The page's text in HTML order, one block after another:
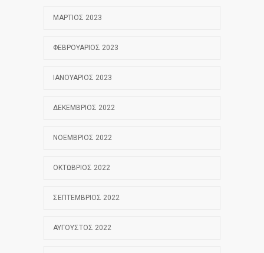
ΜΆΡΤΙΟΣ 2023
ΦΕΒΡΟΥΆΡΙΟΣ 2023
ΙΑΝΟΥΆΡΙΟΣ 2023
ΔΕΚΈΜΒΡΙΟΣ 2022
ΝΟΈΜΒΡΙΟΣ 2022
ΟΚΤΏΒΡΙΟΣ 2022
ΣΕΠΤΈΜΒΡΙΟΣ 2022
ΑΎΓΟΥΣΤΟΣ 2022